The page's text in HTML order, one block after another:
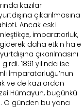
kazılar
çıkarılmasına
Ancak eski
imparatorluk,
daha etkin hale
çıkarılmasını
1891 yılında ise
İmparatorluğu’nun
ve de kazılardan
Hümayun, bugünkü
O günden bu yana